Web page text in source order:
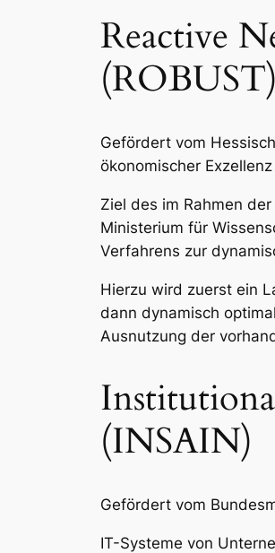
Reactive
(ROBUST)
Gefördert vom
ökonomischer Exzellenz
Ziel des im Rahmen
Ministerium für
Verfahrens zur
Hierzu wird zuerst ein
dann dynamisch
Ausnutzung der
(INSAIN)
Gefördert vom
IT-Systeme von